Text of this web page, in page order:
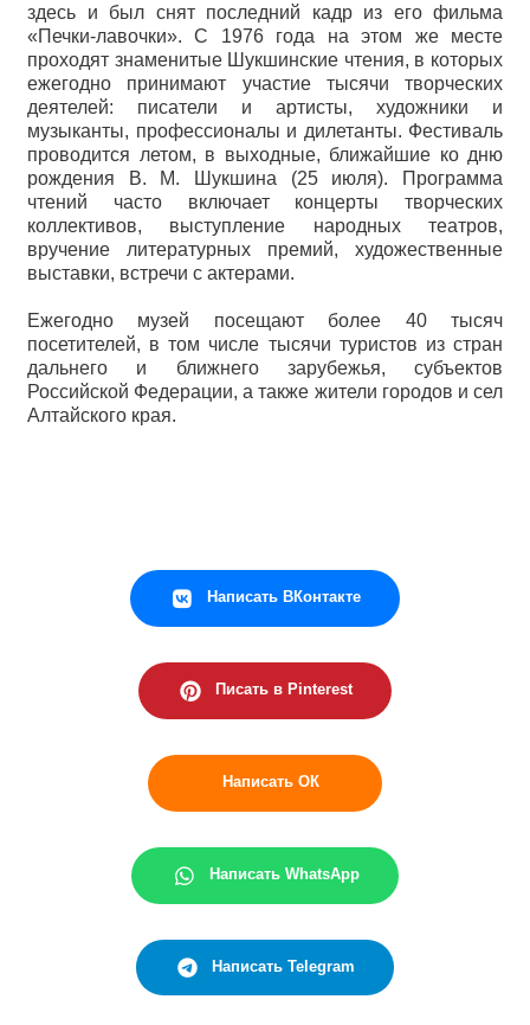
здесь и был снят последний кадр из его фильма
«Печки-лавочки». С 1976 года на этом же месте
проходят знаменитые Шукшинские чтения, в которых
ежегодно принимают участие тысячи творческих
деятелей: писатели и артисты, художники и
музыканты, профессионалы и дилетанты. Фестиваль
проводится летом, в выходные, ближайшие ко дню
рождения В. М. Шукшина (25 июля). Программа
чтений часто включает концерты творческих
коллективов, выступление народных театров,
вручение литературных премий, художественные
выставки, встречи с актерами.
Ежегодно музей посещают более 40 тысяч
посетителей, в том числе тысячи туристов из стран
дальнего и ближнего зарубежья, субъектов
Российской Федерации, а также жители городов и сел
Алтайского края.
Написать ВКонтакте
Писать в Pinterest
Написать ОК
Написать WhatsApp
Написать Telegram